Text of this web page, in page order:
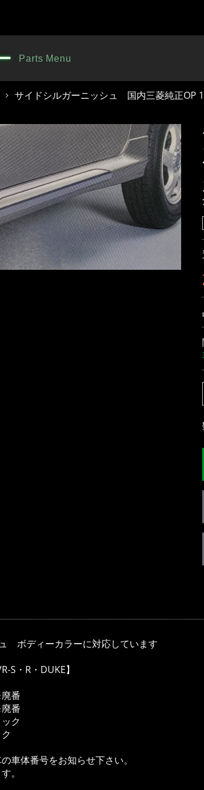
Parts Menu
サイドシルガーニッシュ 国内三菱純正
ボディーカラーに対応しています
・R・DUKE】
番
番
ク
車体番号をお知らせ下さい。
。